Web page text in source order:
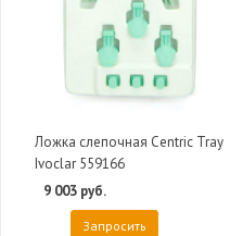
Ложка слепочная Centric Tray
Ivoclar 559166
9 003 руб.
Запросить